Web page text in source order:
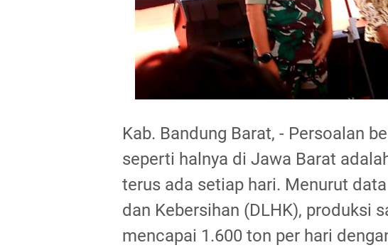
Kab. Bandung Barat, - Persoalan
seperti halnya di Jawa Barat
terus ada setiap hari. Menurut
dan Kebersihan (DLHK), produksi
mencapai 1.600 ton per hari